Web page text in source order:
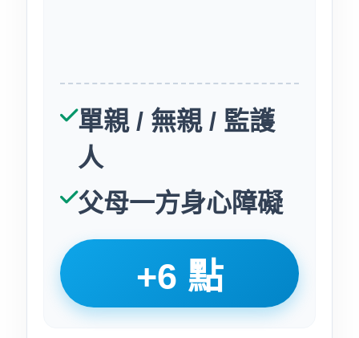
單親 / 無親 / 監護
人
父母一方身心障礙
+6 點